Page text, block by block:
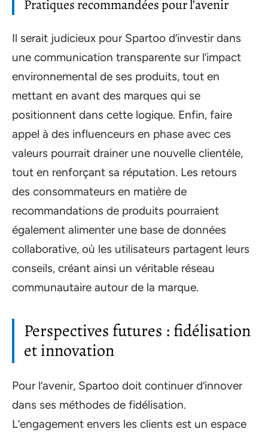
Pratiques recommandées pour l’avenir
Il serait judicieux pour Spartoo d’investir dans
une communication transparente sur l’impact
environnemental de ses produits, tout en
mettant en avant des marques qui se
positionnent dans cette logique. Enfin, faire
appel à des influenceurs en phase avec ces
valeurs pourrait drainer une nouvelle clientèle,
tout en renforçant sa réputation. Les retours
des consommateurs en matière de
recommandations de produits pourraient
également alimenter une base de données
collaborative, où les utilisateurs partagent leurs
conseils, créant ainsi un véritable réseau
communautaire autour de la marque.
Perspectives futures : fidélisation
et innovation
Pour l’avenir, Spartoo doit continuer d’innover
dans ses méthodes de fidélisation.
L’engagement envers les clients est un espace